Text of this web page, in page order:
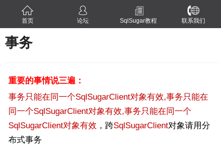
首页 论坛 SqlSugar教程 联系我们
事务
重要的事情说三遍：
事务只能在同一个SqlSugarClient对象有效,事务只能在
同一个SqlSugarClient对象有效,事务只能在同一个
SqlSugarClient对象有效 ，跨SqlSugarClient对象请用分
布式事务